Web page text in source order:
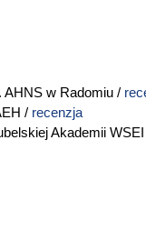
w Radomiu /
/ recenzja
Akademii